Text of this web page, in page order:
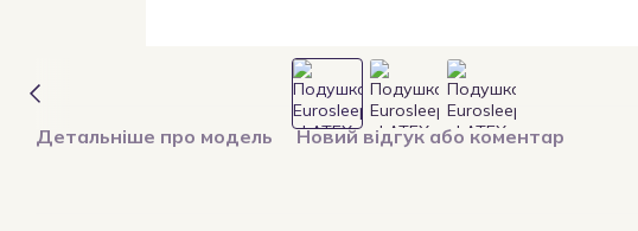
Детальніше про модель Новий відгук або коментар